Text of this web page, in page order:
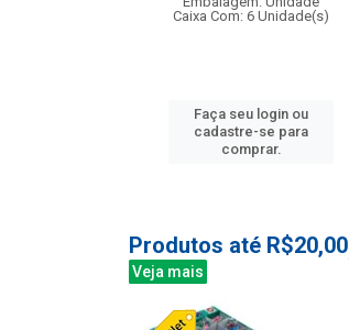
Caixa Com: 6 Unidade(s)
Faça seu login ou
cadastre-se para
comprar.
Produtos até R$20,00
Veja mais